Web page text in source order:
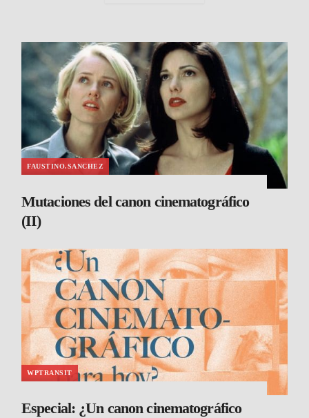
FAUSTINO.SANCHEZ
Mutaciones del canon cinematográfico
(II)
WPTRANSIT
Especial: ¿Un canon cinematográfico